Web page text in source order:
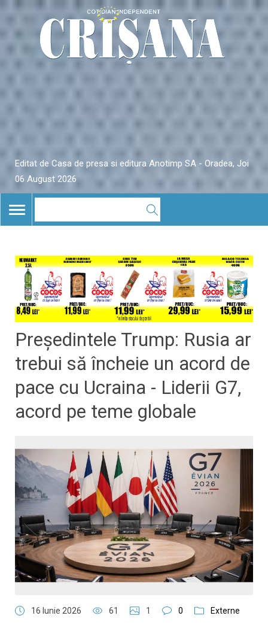
Editat de Casa de presa si editura Anotimp SA - Oradea, Joi
06 August 2026
TOGGLE
NAVIGATION
Președintele Trump: Rusia ar
trebui să încheie un acord de
pace cu Ucraina - Liderii G7,
acord pe teme globale
16 Iunie 2026 61 1 0 Externe